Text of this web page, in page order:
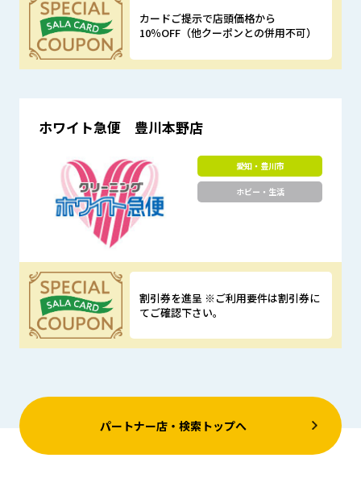
優待特典
カードご提示で店頭価格から
10％OFF（他クーポンとの併用不可）
ホワイト急便 豊川本野店
愛知・豊川市
ホビー・生活
優待特典
割引券を進呈 ※ご利用要件は割引券に
てご確認下さい。
パートナー店・検索トップへ